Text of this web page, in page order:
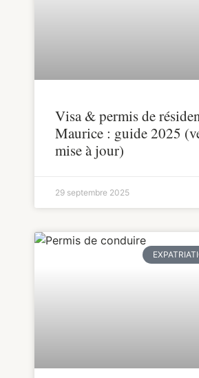
Visa & permis de
Maurice : guide 2025
mise à jour)
29 septembre 2025